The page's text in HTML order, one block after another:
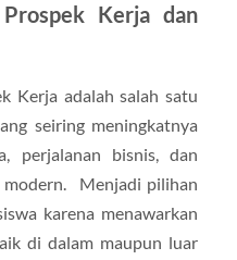
Kerja dan
Kerja adalah salah satu
seiring meningkatnya
perjalanan bisnis, dan
modern. Menjadi pilihan
karena menawarkan
di dalam maupun luar